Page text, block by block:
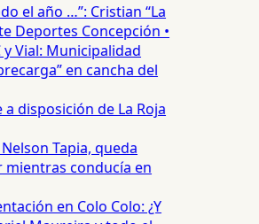
el año …”: Cristian “La
Deportes Concepción •
Vial: Municipalidad
en cancha del
disposición de La Roja
Tapia, queda
conducía en
en Colo Colo: ¿Y